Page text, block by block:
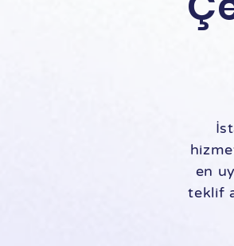
en
teklif